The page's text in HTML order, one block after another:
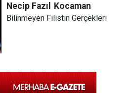
Necip Fazıl Kocaman
Bilinmeyen Filistin Gerçekleri